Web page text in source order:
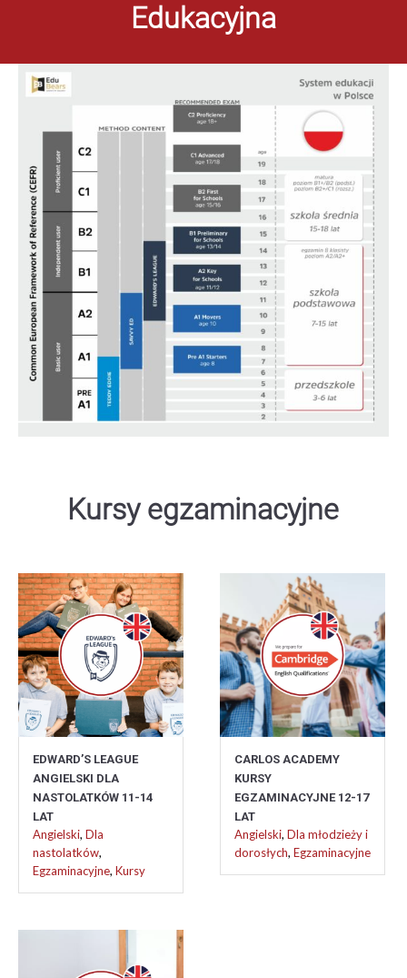
Edukacyjna
Kursy egzaminacyjne
EDWARD’S LEAGUE
ANGIELSKI DLA
NASTOLATKÓW 11-14
LAT
Angielski,Dla
nastolatków,
Egzaminacyjne,Kursy
CARLOS ACADEMY
KURSY
EGZAMINACYJNE 12-17
LAT
Angielski,Dla młodzieży i
dorosłych,Egzaminacyjne